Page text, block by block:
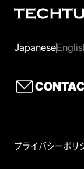
Japanese
プライバシーポリ